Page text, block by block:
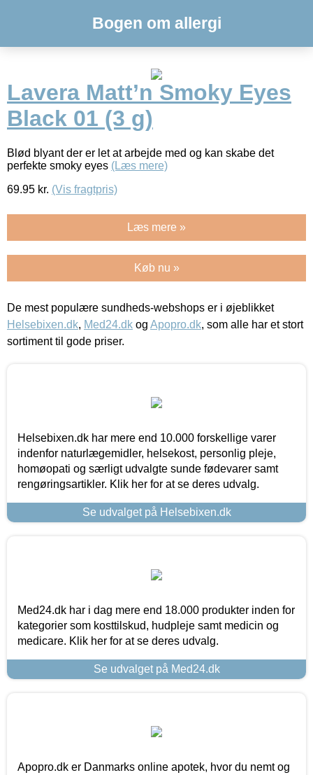
Bogen om allergi
Lavera Matt’n Smoky Eyes
Black 01 (3 g)
Blød blyant der er let at arbejde med og kan skabe det
perfekte smoky eyes (Læs mere)
69.95 kr. (Vis fragtpris)
Læs mere »
Køb nu »
De mest populære sundheds-webshops er i øjeblikket
Helsebixen.dk, Med24.dk og Apopro.dk, som alle har et stort
sortiment til gode priser.
Helsebixen.dk har mere end 10.000 forskellige varer
indenfor naturlægemidler, helsekost, personlig pleje,
homøopati og særligt udvalgte sunde fødevarer samt
rengøringsartikler. Klik her for at se deres udvalg.
Se udvalget på Helsebixen.dk
Med24.dk har i dag mere end 18.000 produkter inden for
kategorier som kosttilskud, hudpleje samt medicin og
medicare. Klik her for at se deres udvalg.
Se udvalget på Med24.dk
Apopro.dk er Danmarks online apotek, hvor du nemt og